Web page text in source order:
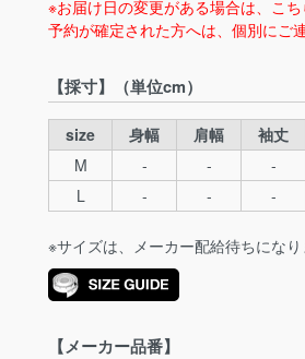
※お届け日の変更がある場合は、こ
予約が確定された方へは、個別にご
【採寸】（単位cm）
size 身幅 肩幅 袖丈
M
- - -
L
- - -
※サイズは、メーカー配給待ちになり
【メーカー品番】